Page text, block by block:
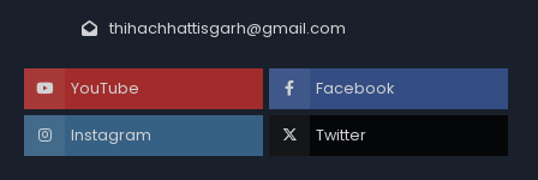
thihachhattisgarh@gmail.com
YouTube Facebook
Instagram Twitter